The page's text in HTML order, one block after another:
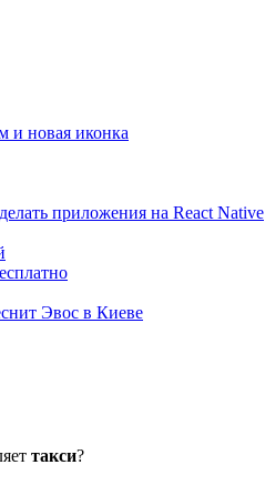
и новая иконка
приложения на React Native
Эвос в Киеве
такси?